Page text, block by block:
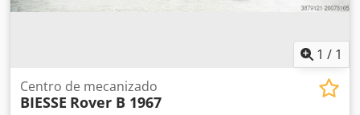
1 / 1
Centro de mecanizado
BIESSE Rover B 1967